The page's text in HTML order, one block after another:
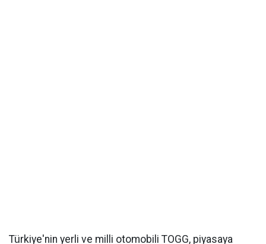
Türkiye'nin yerli ve milli otomobili TOGG, piyasaya